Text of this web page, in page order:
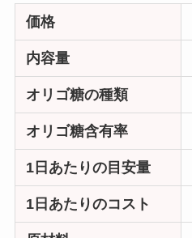
価格
内容量
オリゴ糖の種類
オリゴ糖含有率
1日あたりの目安量
1日あたりのコスト